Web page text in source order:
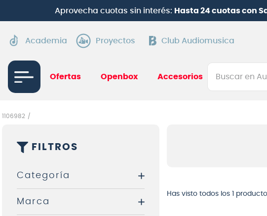
Aprovecha cuotas sin interés: Hasta 24 cuotas con
Academia Proyectos Club Audiomusica
Ofertas Openbox Accesorios
Buscar en
1106982
FILTROS
Categoría
Pianos
Marca
Has visto todos los